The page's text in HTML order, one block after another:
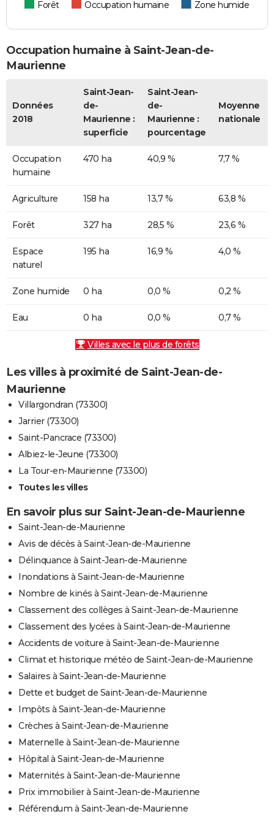
Forêt Occupation humaine Zone humide
Occupation humaine à Saint-Jean-de-
Maurienne
Données
2018
Saint-Jean-
de-
Maurienne :
superficie
Saint-Jean-
de-
Maurienne :
pourcentage
Moyenne
nationale
Occupation
humaine
470 ha 40,9 % 7,7 %
Agriculture 158 ha 13,7 % 63,8 %
Forêt 327 ha 28,5 % 23,6 %
Espace
naturel
195 ha 16,9 % 4,0 %
Zone humide 0 ha 0,0 % 0,2 %
Eau 0 ha 0,0 % 0,7 %
Villes avec le plus de forêts
Les villes à proximité de Saint-Jean-de-
Maurienne
Villargondran (73300)
Jarrier (73300)
Saint-Pancrace (73300)
Albiez-le-Jeune (73300)
La Tour-en-Maurienne (73300)
Toutes les villes
En savoir plus sur Saint-Jean-de-Maurienne
Saint-Jean-de-Maurienne
Avis de décès à Saint-Jean-de-Maurienne
Délinquance à Saint-Jean-de-Maurienne
Inondations à Saint-Jean-de-Maurienne
Nombre de kinés à Saint-Jean-de-Maurienne
Classement des collèges à Saint-Jean-de-Maurienne
Classement des lycées à Saint-Jean-de-Maurienne
Accidents de voiture à Saint-Jean-de-Maurienne
Climat et historique météo de Saint-Jean-de-Maurienne
Salaires à Saint-Jean-de-Maurienne
Dette et budget de Saint-Jean-de-Maurienne
Impôts à Saint-Jean-de-Maurienne
Crèches à Saint-Jean-de-Maurienne
Maternelle à Saint-Jean-de-Maurienne
Hôpital à Saint-Jean-de-Maurienne
Maternités à Saint-Jean-de-Maurienne
Prix immobilier à Saint-Jean-de-Maurienne
Référendum à Saint-Jean-de-Maurienne